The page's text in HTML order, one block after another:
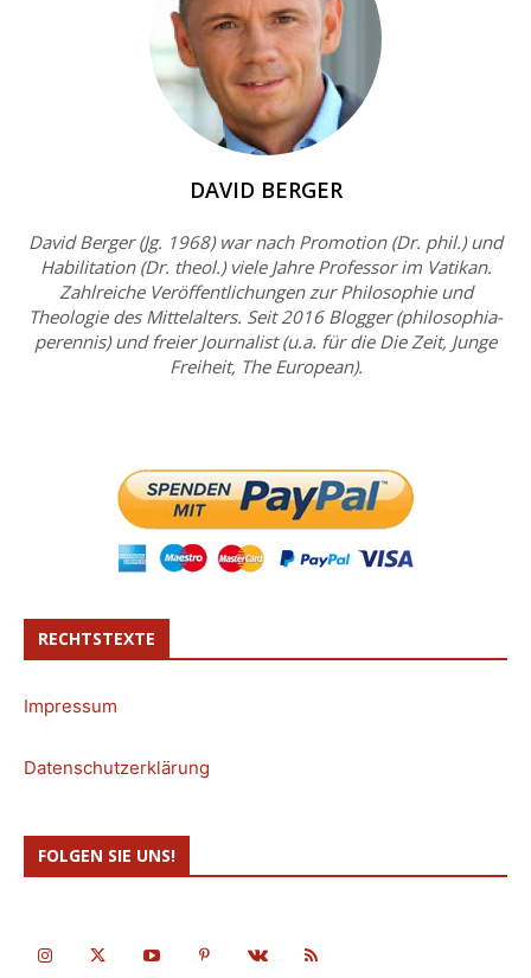
DAVID BERGER
David Berger (Jg. 1968) war nach Promotion (Dr. phil.) und
Habilitation (Dr. theol.) viele Jahre Professor im Vatikan.
Zahlreiche Veröffentlichungen zur Philosophie und
Theologie des Mittelalters. Seit 2016 Blogger (philosophia-
perennis) und freier Journalist (u.a. für die Die Zeit, Junge
Freiheit, The European).
RECHTSTEXTE
Impressum
Datenschutzerklärung
FOLGEN SIE UNS!